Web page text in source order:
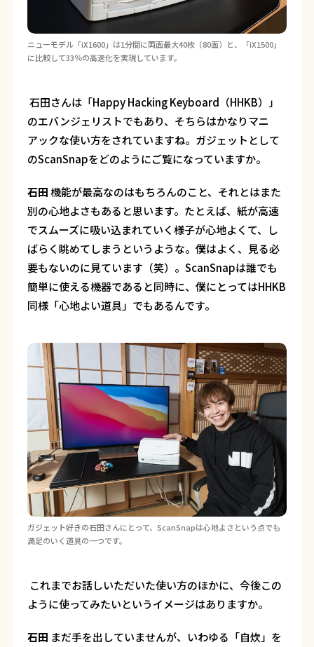
ニューモデル「iX1600」は1分間に両面最大40枚（80面）と、「iX1500」
に比較して33％の高速化を実現しています。
―― 石田さんは「Happy Hacking Keyboard（HHKB）」
のエバンジェリストでもあり、そちらはかなりマニ
アックな使い方をされていますね。ガジェットとして
のScanSnapをどのようにご覧になっていますか。
石田 機能が最高なのはもちろんのこと、それとはまた
別の心地よさもあると思います。たとえば、紙が高速
でスムーズに吸い込まれていく様子が心地よくて、し
ばらく眺めてしまうというような。僕はよく、見る必
要もないのに見ています（笑）。ScanSnapは誰でも
簡単に使える機器であると同時に、僕にとってはHHKB
同様「心地よい道具」でもあるんです。
ガジェット好きの石田さんにとって、ScanSnapは心地よさという点でも
満足のいく道具の一つです。
―― これまでお話しいただいた使い方のほかに、今後この
ように使ってみたいというイメージはありますか。
石田 まだ手を出していませんが、いわゆる「自炊」を